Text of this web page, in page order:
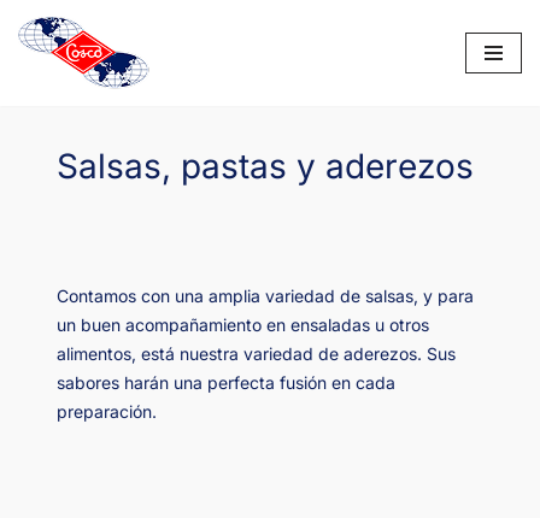
Saltar
Salsas, pastas y aderezos
Contamos con una amplia variedad de salsas, y para
un buen acompañamiento en ensaladas u otros
alimentos, está nuestra variedad de aderezos. Sus
sabores harán una perfecta fusión en cada
preparación.